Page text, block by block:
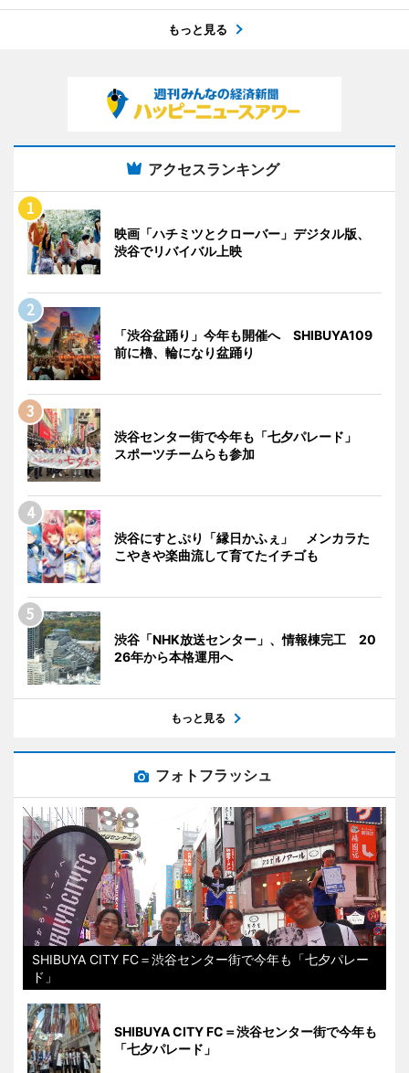
もっと見る
アクセスランキング
映画「ハチミツとクローバー」デジタル版、
渋谷でリバイバル上映
「渋谷盆踊り」今年も開催へ SHIBUYA109
前に櫓、輪になり盆踊り
渋谷センター街で今年も「七夕パレード」
スポーツチームらも参加
渋谷にすとぷり「縁日かふぇ」 メンカラた
こやきや楽曲流して育てたイチゴも
渋谷「NHK放送センター」、情報棟完工 20
26年から本格運用へ
もっと見る
フォトフラッシュ
SHIBUYA CITY FC＝渋谷センター街で今年も「七夕パレー
ド」
SHIBUYA CITY FC＝渋谷センター街で今年も
「七夕パレード」